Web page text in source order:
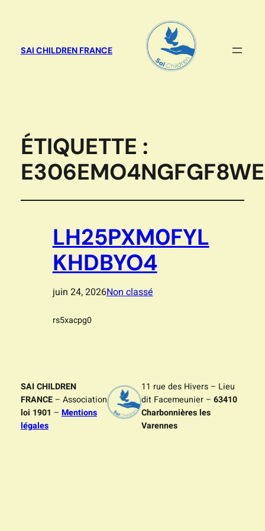
SAI CHILDREN FRANCE
ÉTIQUETTE :
LH25PXM0FYL
KHDBYO4
juin 24, 2026Non classé
rs5xacpg0
SAI CHILDREN
FRANCE– Association
loi 1901 – Mentions
légales
11 rue des Hivers – Lieu
dit Facemeunier – 63410
Charbonnières les
Varennes